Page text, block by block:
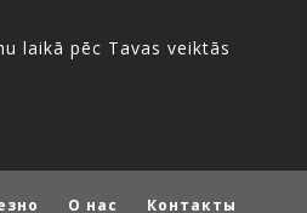
laikā pēc Tavas veiktās
О нас Контакты